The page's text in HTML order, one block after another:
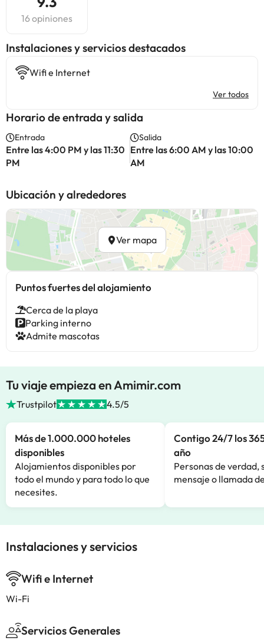
16 opiniones
Instalaciones y servicios destacados
Wifi e Internet
Ver todos
Horario de entrada y salida
Entrada
Entre las 4:00 PM y las 11:30
PM
Salida
Entre las 6:00 AM y las 10:00
AM
Ubicación y alrededores
Ver mapa
Puntos fuertes del alojamiento
Cerca de la playa
Parking interno
Admite mascotas
Tu viaje empieza en Amimir.com
Trustpilot 4.5/5
Más de 1.000.000 hoteles
disponibles
Alojamientos disponibles por
todo el mundo y para todo lo que
necesites.
Contigo 24/7 los
año
Personas de verdad,
mensaje o llamada
Instalaciones y servicios
Wifi e Internet
Wi-Fi
Servicios Generales